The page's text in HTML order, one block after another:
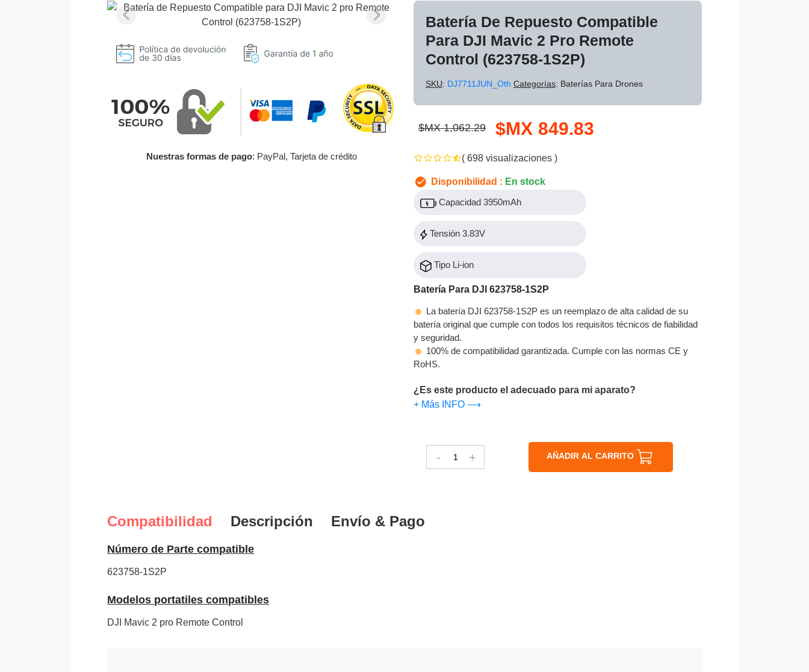
Nuestras formas de pago: PayPal, Tarjeta de crédito
Batería De Repuesto Compatible
Para DJI Mavic 2 Pro Remote
Control (623758-1S2P)
SKU: DJ7711JUN_Oth Categorías: Baterías Para Drones
$MX 1,062.29 $MX 849.83
( 698 visualizaciones )
Disponibilidad : En stock
Capacidad 3950mAh
Tensión 3.83V
Tipo Li-ion
Batería Para DJI 623758-1S2P
La batería DJI 623758-1S2P es un reemplazo de alta calidad de su
batería original que cumple con todos los requisitos técnicos de fiabilidad
y seguridad.
100% de compatibilidad garantizada. Cumple con las normas CE y
RoHS.
¿Es este producto el adecuado para mi aparato?
+ Más INFO ⟶
- + AÑADIR AL CARRITO
Compatibilidad Descripción Envío & Pago
Número de Parte compatible
623758-1S2P
Modelos portatiles compatibles
DJI Mavic 2 pro Remote Control